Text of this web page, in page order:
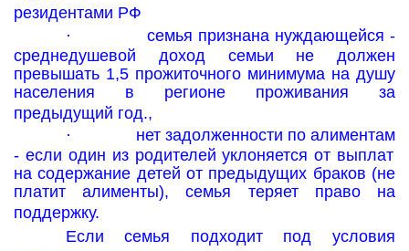
резидентами РФ
·
семья признана нуждающейся -
среднедушевой доход семьи не должен
превышать 1,5 прожиточного минимума на душу
населения в регионе проживания за
предыдущий год.,
·
нет задолженности по алиментам
- если один из родителей уклоняется от выплат
на содержание детей от предыдущих браков (не
платит алименты), семья теряет право на
поддержку.
Если семья подходит под условия